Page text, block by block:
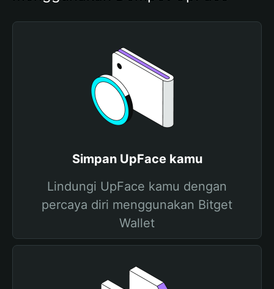
Simpan UpFace kamu
Lindungi UpFace kamu dengan
percaya diri menggunakan Bitget
Wallet